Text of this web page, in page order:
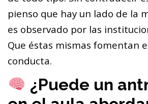
pienso que hay un lado de la
es observado por las
Que éstas mismas fomentan
conducta.
¿Puede un